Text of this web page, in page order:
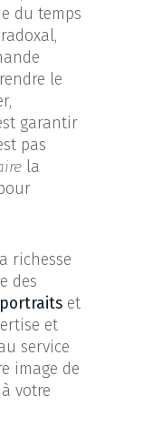
du temps
le
garantir
pas
la
richesse
des
portraits et
et
service
image de
votre